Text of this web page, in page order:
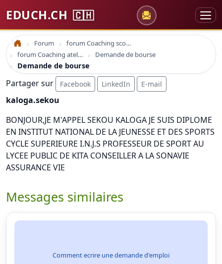
EDUCH.CH 🇨🇭
Accueil Forum
forum Coaching scolaire
forum Coaching atelier et formation
Demande de bourse
Demande de bourse
Partager sur Facebook LinkedIn E-mail
kaloga.sekou
BONJOUR,JE M'APPEL SEKOU KALOGA JE SUIS DIPLOME
EN INSTITUT NATIONAL DE LA JEUNESSE ET DES SPORTS
CYCLE SUPERIEURE I.N.J.S PROFESSEUR DE SPORT AU
LYCEE PUBLIC DE KITA CONSEILLER A LA SONAVIE
ASSURANCE VIE
Messages similaires
Comment ecrire une demande d'emploi